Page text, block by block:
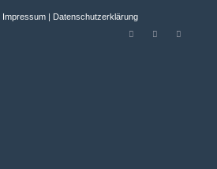
Impressum| Datenschutzerklärung